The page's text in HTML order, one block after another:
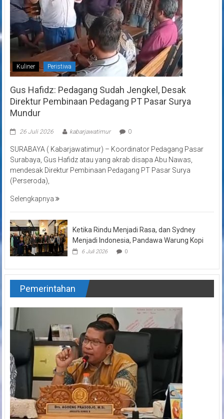
Kuliner Peristiwa
Gus Hafidz: Pedagang Sudah Jengkel, Desak
Direktur Pembinaan Pedagang PT Pasar Surya
Mundur
26 Juli 2026 kabarjawatimur 0
SURABAYA ( Kabarjawatimur) – Koordinator Pedagang Pasar
Surabaya, Gus Hafidz atau yang akrab disapa Abu Nawas,
mendesak Direktur Pembinaan Pedagang PT Pasar Surya
(Perseroda),
Selengkapnya
Ketika Rindu Menjadi Rasa, dan Sydney
Menjadi Indonesia, Pandawa Warung Kopi
6 Juli 2026 0
Pemerintahan